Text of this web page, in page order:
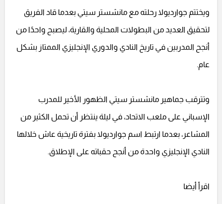
ويختتم جوارديولا رحلته مع مانشستر سيتي بعدما قاد الفريق
لتحقيق العديد من البطولات المحلية والقارية، ليصبح واحدًا من
أنجح المدربين في تاريخ النادي والدوري الإنجليزي الممتاز بشكل
عام.
وتترقب جماهير مانشستر سيتي الظهور الأخير للمدرب
الإسباني على ملعب الاتحاد، في ليلة ينتظر أن تحمل الكثير من
المشاعر، بعدما ارتبط اسم جوارديولا بفترة تاريخية عاش خلالها
النادي الإنجليزي واحدة من أنجح حقباته على الإطلاق.
اقرأ أيضا